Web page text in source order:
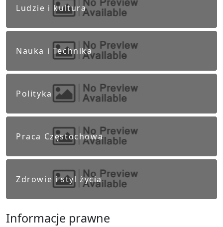
Ludzie i kultura
Nauka i Technika
Polityka
Praca Częstochowa
Zdrowie i styl życia
Informacje prawne